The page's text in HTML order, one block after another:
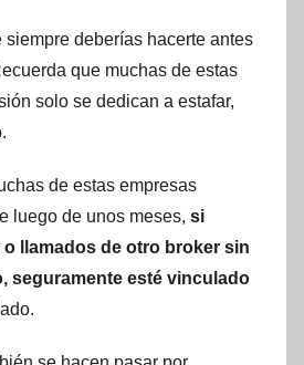
siempre deberías hacerte antes
que muchas de estas
solo se dedican a estafar,
de estas empresas
luego de unos meses, si
llamados de otro broker sin
seguramente esté vinculado